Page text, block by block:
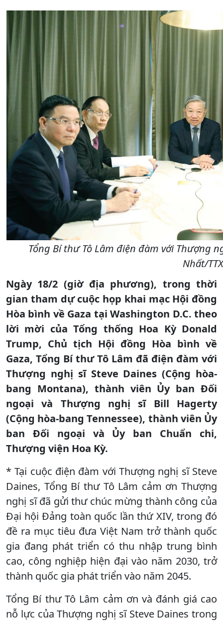
Tổng Bí thư Tô Lâm điện đàm với Thượng
Nhất/
Ngày 18/2 (giờ địa phương), trong thời
gian tham dự cuộc họp khai mạc Hội đồng
Hòa bình về Gaza tại Washington D.C. theo
lời mời của Tổng thống Hoa Kỳ Donald
Trump, Chủ tịch Hội đồng Hòa bình về
Gaza, Tổng Bí thư Tô Lâm đã điện đàm với
Thượng nghị sĩ Steve Daines (Cộng hòa-
bang Montana), thành viên Ủy ban Đối
ngoại và Thượng nghị sĩ Bill Hagerty
(Cộng hòa-bang Tennessee), thành viên Ủy
ban Đối ngoại và Ủy ban Chuẩn chi,
Thượng viện Hoa Kỳ.
* Tại cuộc điện đàm với Thượng nghị sĩ Steve
Daines, Tổng Bí thư Tô Lâm cảm ơn Thượng
nghị sĩ đã gửi thư chúc mừng thành công của
Đại hội Đảng toàn quốc lần thứ XIV, trong đó
đề ra mục tiêu đưa Việt Nam trở thành quốc
gia đang phát triển có thu nhập trung bình
cao, công nghiệp hiện đại vào năm 2030, trở
thành quốc gia phát triển vào năm 2045.
Tổng Bí thư Tô Lâm cảm ơn và đánh giá cao
nỗ lực của Thượng nghị sĩ Steve Daines trong